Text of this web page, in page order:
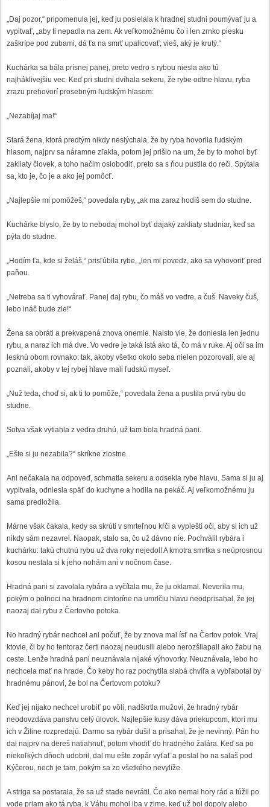
„Daj pozor,“ pripomenula jej, keď ju posielala k hradnej studni poumývať ju a
vypitvať, „aby ti nepadla na zem. Ak veľkomožnému čo i len zrnko piesku
zaškrípe pod zubami, dá ťa na smrť upalicovať; vieš, aký je krutý.“
Kuchárka sa bála prísnej panej, preto vedro s rybou niesla ako tú
najháklivejšiu vec. Keď pri studni dvíhala sekeru, že rybe odtne hlavu, ryba
zrazu prehovorí prosebným ľudským hlasom:
„Nezabíjaj ma!“
Stará žena, ktorá predtým nikdy neslýchala, že by ryba hovorila ľudským
hlasom, najprv sa náramne zľakla, potom jej prišlo na um, že by to mohol byť
zakliaty človek, a toho načim oslobodiť, preto sa s ňou pustila do reči. Spýtala
sa, kto je, čo je a ako jej pomôcť.
„Najlepšie mi pomôžeš,“ povedala ryby, „ak ma zaraz hodíš sem do studne.
Kuchárke blyslo, že by to nebodaj mohol byť dajaký zakliaty studniar, keď sa
pýta do studne.
„Hodím ťa, kde si želáš,“ prisľúbila rybe, „len mi povedz, ako sa vyhovoriť pred
paňou.
„Netreba sa ti vyhovárať. Panej daj rybu, čo máš vo vedre, a čuš. Naveky čuš,
lebo ináč bude zle!“
Žena sa obráti a prekvapená znova onemie. Naisto vie, že doniesla len jednu
rybu, a naraz ich má dve. Vo vedre je taká istá ako tá, čo má v ruke. Aj oči sa im
lesknú obom rovnako: tak, akoby všetko okolo seba nielen pozorovali, ale aj
poznali, akoby v tej rybej hlave mali ľudskú myseľ.
„Nuž teda, choď si, ak ti to pomôže,“ povedala žena a pustila prvú rybu do
studne.
Sotva však vytiahla z vedra druhú, už tam bola hradná pani.
„Ešte si ju nezabila?“ skríkne zlostne.
Ani nečakala na odpoveď, schmatla sekeru a odsekla rybe hlavu. Sama si ju aj
vypitvala, odniesla späť do kuchyne a hodila na pekáč. Aj veľkomožnému ju
sama predložila.
Márne však čakala, kedy sa skrúti v smrteľnou kŕči a vypleští oči, aby si ich už
nikdy sám nezavrel. Naopak, stalo sa, čo už dávno nie. Pochválil rybára i
kuchárku: takú chutnú rybu už dva roky nejedol! A kmotra smrtka s neúprosnou
kosou nestala si k jeho nohám ani v nočnom čase.
Hradná pani si zavolala rybára a vyčítala mu, že ju oklamal. Neverila mu,
pokým o polnoci na hradnom cintoríne na umrlčiu hlavu neodprisahal, že jej
naozaj dal rybu z Čertovho potoka.
No hradný rybár nechcel ani počuť, že by znova mal ísť na Čertov potok. Vraj
ktovie, či by ho tentoraz čerti naozaj neudusili alebo nerozšliapali ako žabu na
ceste. Lenže hradná pani neuznávala nijaké výhovorky. Neuznávala, lebo ho
nechcela mať na hrade. Čo keby ho raz pochytila slabá chvíľa a vybľabotal by
hradnému pánovi, že bol na Čertovom potoku?
Keď jej nijako nechcel urobiť po vôli, nadškrtla mužovi, že hradný rybár
neodovzdáva panstvu celý úlovok. Najlepšie kusy dáva priekupcom, ktorí mu
ich v Žiline rozpredajú. Darmo sa rybár dušil a prisahal, že je nevinný. Pán ho
dal najprv na dereš natiahnuť, potom vhodiť do hradného žalára. Keď sa po
niekoľkých dňoch udobril, dal mu ešte zopár vyťať a poslal ho na salaš pod
Kýčerou, nech je tam, pokým sa zo všetkého nevylíže.
A striga sa postarala, že sa už stade nevrátil. Čo ako nemal hory rád a túžil po
vode priam ako tá ryba, k Váhu mohol iba v zime, keď už bol dopoly alebo